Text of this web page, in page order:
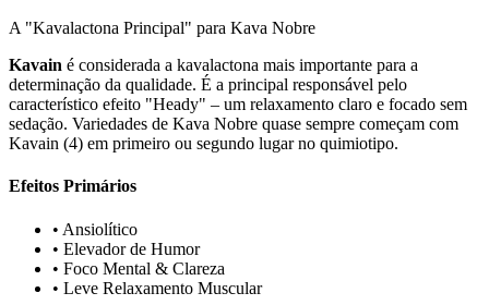
A "Kavalactona Principal" para Kava Nobre
Kavain é considerada a kavalactona mais importante para a
determinação da qualidade. É a principal responsável pelo
característico efeito "Heady" – um relaxamento claro e focado sem
sedação. Variedades de Kava Nobre quase sempre começam com
Kavain (4) em primeiro ou segundo lugar no quimiotipo.
Efeitos Primários
• Ansiolítico
• Elevador de Humor
• Foco Mental & Clareza
• Leve Relaxamento Muscular